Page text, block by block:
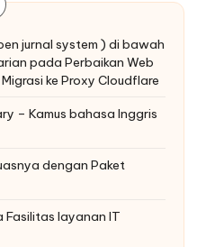
jurnal system ) di bawah
pada Perbaikan Web
ke Proxy Cloudflare
– Kamus bahasa Inggris
dengan Paket
Fasilitas layanan IT